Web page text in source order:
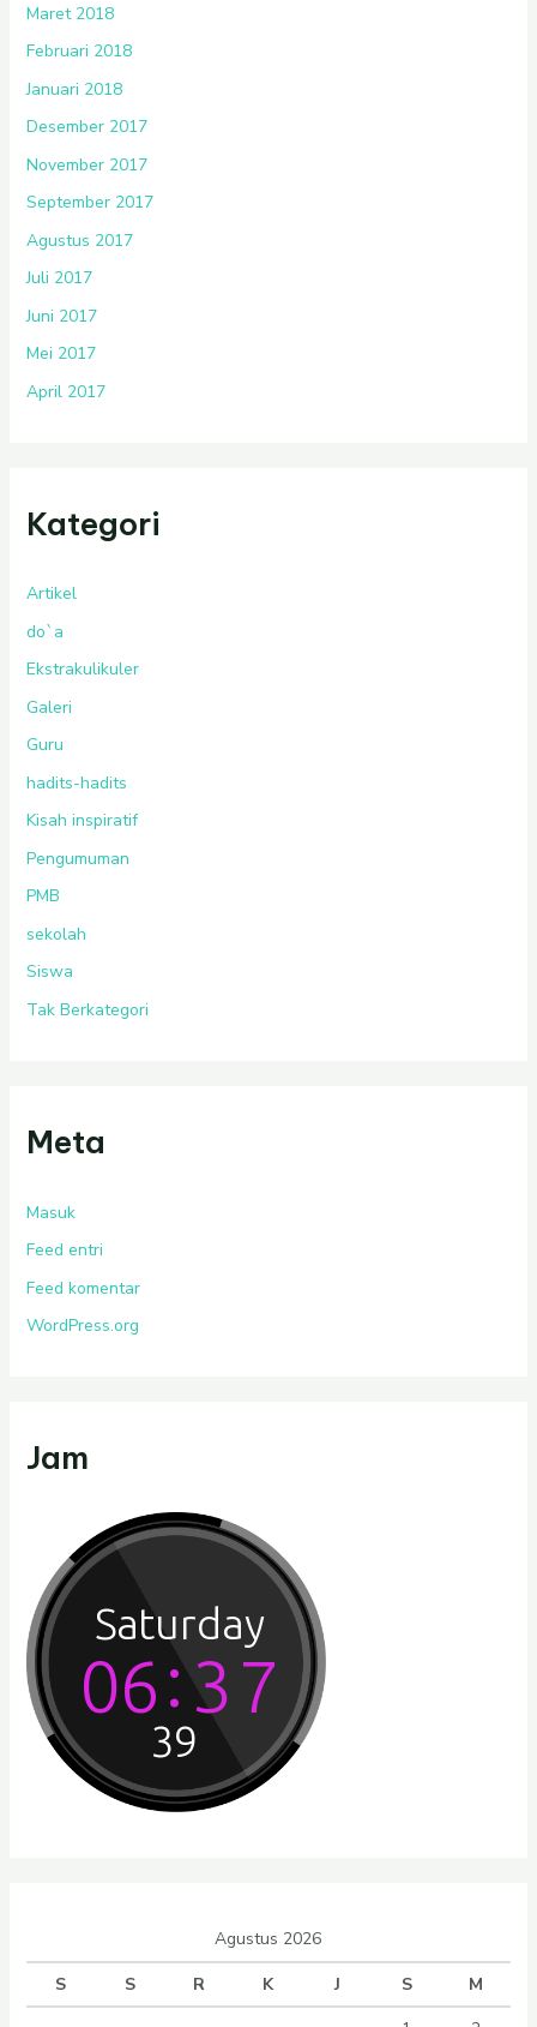
Maret 2018
Februari 2018
Januari 2018
Desember 2017
November 2017
September 2017
Agustus 2017
Juli 2017
Juni 2017
Mei 2017
April 2017
Kategori
Artikel
do`a
Ekstrakulikuler
Galeri
Guru
hadits-hadits
Kisah inspiratif
Pengumuman
PMB
sekolah
Siswa
Tak Berkategori
Meta
Masuk
Feed entri
Feed komentar
WordPress.org
Jam
Agustus 2026
S
S R K J S
M